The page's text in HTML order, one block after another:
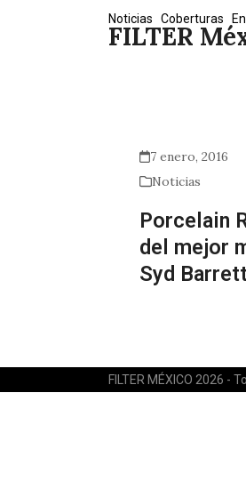
FILTER
Noticias Coberturas
7 enero, 2016
Noticias
Porcelain
del mejor
Syd
FILTER MÉXICO 2026 -